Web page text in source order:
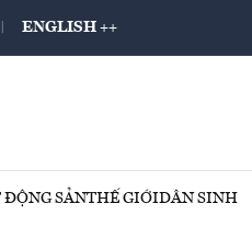
ENGLISH ++
ĐỘNG SẢNTHẾ GIỚIDÂN SINH